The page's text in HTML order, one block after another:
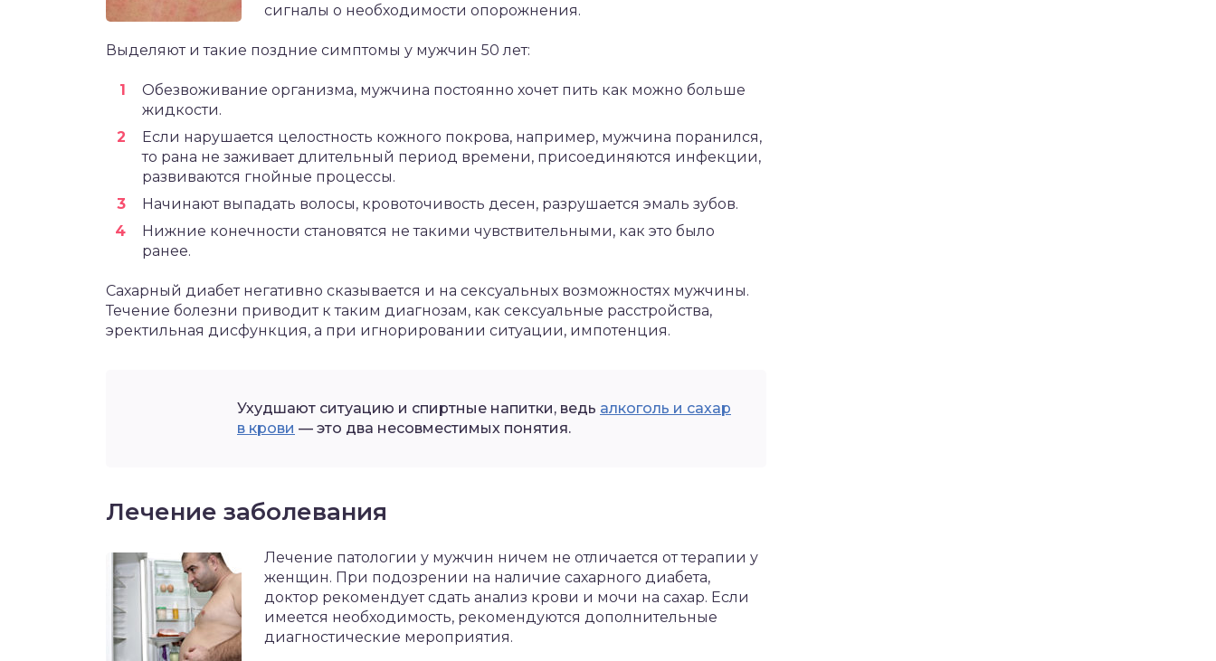
сигналы о необходимости опорожнения.
Выделяют и такие поздние симптомы у мужчин 50 лет:
Обезвоживание организма, мужчина постоянно хочет пить как можно больше
жидкости.
Если нарушается целостность кожного покрова, например, мужчина поранился,
то рана не заживает длительный период времени, присоединяются инфекции,
развиваются гнойные процессы.
Начинают выпадать волосы, кровоточивость десен, разрушается эмаль зубов.
Нижние конечности становятся не такими чувствительными, как это было
ранее.
Сахарный диабет негативно сказывается и на сексуальных возможностях мужчины.
Течение болезни приводит к таким диагнозам, как сексуальные расстройства,
эректильная дисфункция, а при игнорировании ситуации, импотенция.
Ухудшают ситуацию и спиртные напитки, ведь алкоголь и сахар
в крови — это два несовместимых понятия.
Лечение заболевания
Лечение патологии у мужчин ничем не отличается от терапии у
женщин. При подозрении на наличие сахарного диабета,
доктор рекомендует сдать анализ крови и мочи на сахар. Если
имеется необходимость, рекомендуются дополнительные
диагностические мероприятия.